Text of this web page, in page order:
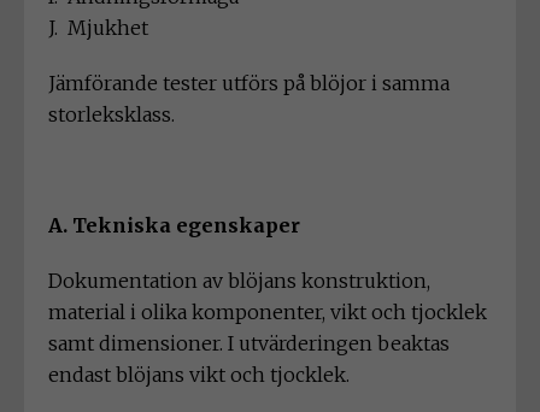
J. Mjukhet
Jämförande tester utförs på blöjor i samma
storleksklass.
A. Tekniska egenskaper
Dokumentation av blöjans konstruktion,
material i olika komponenter, vikt och tjocklek
samt dimensioner. I utvärderingen beaktas
endast blöjans vikt och tjocklek.